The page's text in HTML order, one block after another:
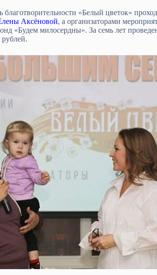
благотворительности «Белый цветок»
Аксёновой, а организаторами
«Будем милосердны». За семь лет